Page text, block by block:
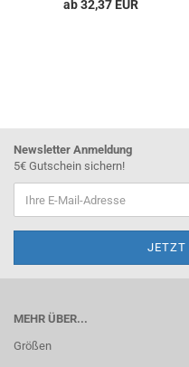
ab 32,37 EUR
Newsletter Anmeldung
5€ Gutschein sichern!
MEHR ÜBER...
Größen